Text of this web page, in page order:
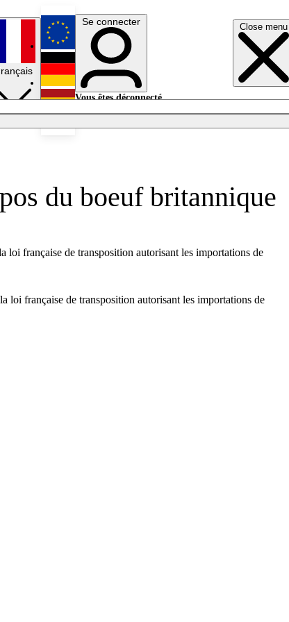
Close menu
English
Deutsch
Se connecter
Vous êtes déconnecté.
du boeuf britannique
loi française de transposition autorisant les importations de
loi française de transposition autorisant les importations de